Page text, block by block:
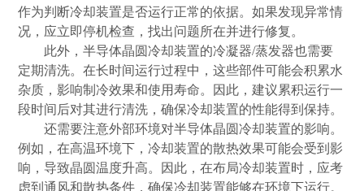
作为判断冷却装置是否运行正常的依据。如果发现异常情
况，应立即停机检查，找出问题所在并进行修复。
此外，半导体晶圆冷却装置的冷凝器/蒸发器也需要
定期清洗。在长时间运行过程中，这些部件可能会积累水
杂质，影响制冷效果和使用寿命。因此，建议累积运行一
段时间后对其进行清洗，确保冷却装置的性能得到保持。
还需要注意外部环境对半导体晶圆冷却装置的影响。
例如，在高温环境下，冷却装置的散热效果可能会受到影
响，导致晶圆温度升高。因此，在布局冷却装置时，应考
虑到通风和散热条件，确保冷却装置能够在环境下运行。